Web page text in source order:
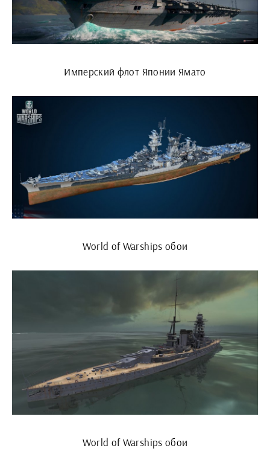
Имперский флот Японии Ямато
World of Warships обои
World of Warships обои